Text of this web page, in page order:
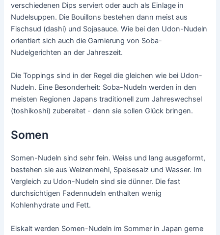
verschiedenen Dips serviert oder auch als Einlage in
Nudelsuppen. Die Bouillons bestehen dann meist aus
Fischsud (dashi) und Sojasauce. Wie bei den Udon-Nudeln
orientiert sich auch die Garnierung von Soba-
Nudelgerichten an der Jahreszeit.
Die Toppings sind in der Regel die gleichen wie bei Udon-
Nudeln. Eine Besonderheit: Soba-Nudeln werden in den
meisten Regionen Japans traditionell zum Jahreswechsel
(toshikoshi) zubereitet - denn sie sollen Glück bringen.
Somen
Somen-Nudeln sind sehr fein. Weiss und lang ausgeformt,
bestehen sie aus Weizenmehl, Speisesalz und Wasser. Im
Vergleich zu Udon-Nudeln sind sie dünner. Die fast
durchsichtigen Fadennudeln enthalten wenig
Kohlenhydrate und Fett.
Eiskalt werden Somen-Nudeln im Sommer in Japan gerne